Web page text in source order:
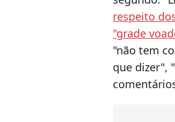
respeito
"grade
"não tem
que dizer",